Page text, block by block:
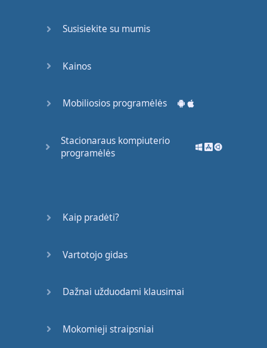
Susisiekite su mumis
Kainos
Mobiliosios programėlės
Stacionaraus kompiuterio
programėlės
Kaip pradėti?
Vartotojo gidas
Dažnai užduodami klausimai
Mokomieji straipsniai